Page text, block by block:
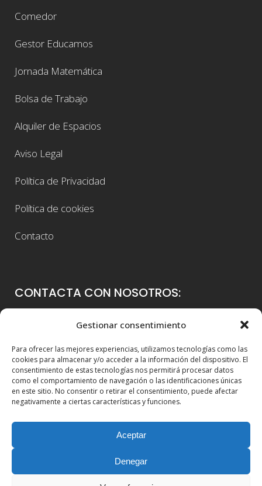
Gestionar consentimiento
Para ofrecer las mejores experiencias, utilizamos tecnologías como las
cookies para almacenar y/o acceder a la información del dispositivo. El
consentimiento de estas tecnologías nos permitirá procesar datos
como el comportamiento de navegación o las identificaciones únicas
en este sitio. No consentir o retirar el consentimiento, puede afectar
negativamente a ciertas características y funciones.
Aceptar
Denegar
Comedor
Gestor Educamos
Jornada Matemática
Bolsa de Trabajo
Alquiler de Espacios
Aviso Legal
Política de Privacidad
Política de cookies
Contacto
CONTACTA CON NOSOTROS:
Colegio Guadalaviar
46021 Valencia
96 339 36 00
info@colegioguadalaviar.es